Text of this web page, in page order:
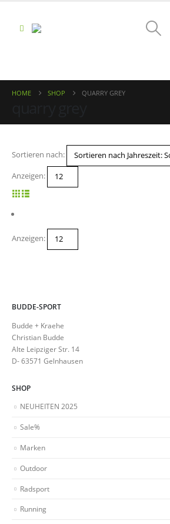
HOME SHOP QUARRY GREY
Sortieren nach:
Anzeigen:
Anzeigen:
BUDDE-SPORT
Budde + Kraehe
Christian Budde
Alte Leipziger Str. 14
D- 63571 Gelnhausen
SHOP
NEUHEITEN 2025
Sale%
Marken
Outdoor
Radsport
Running